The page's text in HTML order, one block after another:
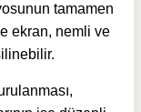
tamamen
ekran, nemli ve